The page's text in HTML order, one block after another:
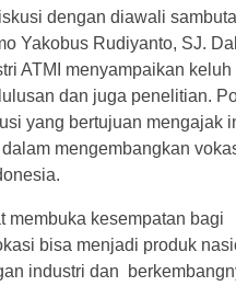
dengan diawali
Yakobus Rudiyanto, SJ.
ATMI menyampaikan keluh
dan juga penelitian.
yang bertujuan mengajak
mengembangkan
membuka kesempatan bagi
bisa menjadi produk
industri dan